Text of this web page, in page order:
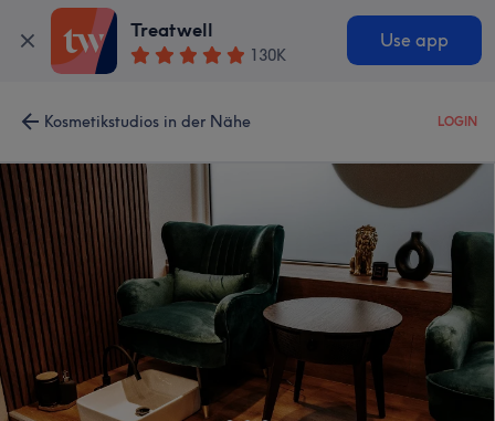
Treatwell
130K
Use app
Kosmetikstudios in der Nähe LOGIN